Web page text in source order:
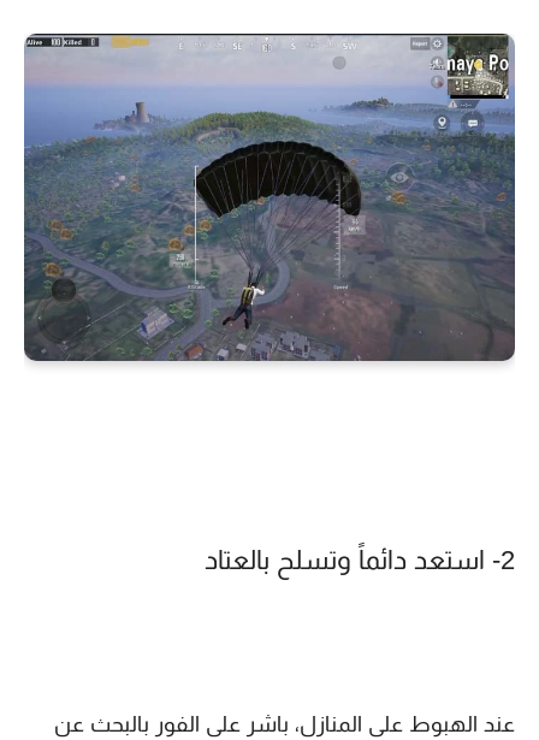
2- استعد دائماً وتسلح بالعتاد
عند الهبوط على المنازل، باشر على الفور بالبحث عن